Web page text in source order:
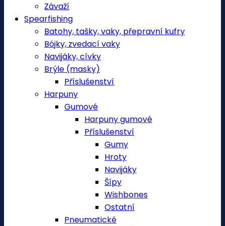
Závaží
Spearfishing
Batohy, tašky, vaky, přepravní kufry
Bójky, zvedací vaky
Navijáky, cívky
Brýle (masky)
Příslušenství
Harpuny
Gumové
Harpuny gumové
Příslušenství
Gumy
Hroty
Navijáky
Šípy
Wishbones
Ostatní
Pneumatické